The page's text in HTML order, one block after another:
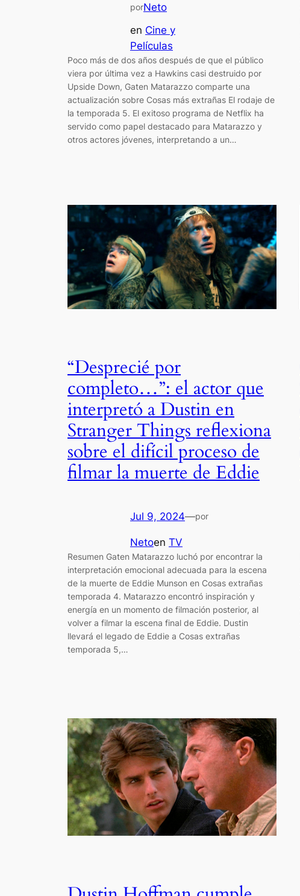
porNeto
en Cine y
Películas
Poco más de dos años después de que el público
viera por última vez a Hawkins casi destruido por
Upside Down, Gaten Matarazzo comparte una
actualización sobre Cosas más extrañas El rodaje de
la temporada 5. El exitoso programa de Netflix ha
servido como papel destacado para Matarazzo y
otros actores jóvenes, interpretando a un…
“Desprecié por
completo…”: el actor que
interpretó a Dustin en
Stranger Things reflexiona
sobre el difícil proceso de
filmar la muerte de Eddie
Jul 9, 2024—por
Netoen TV
Resumen Gaten Matarazzo luchó por encontrar la
interpretación emocional adecuada para la escena
de la muerte de Eddie Munson en Cosas extrañas
temporada 4. Matarazzo encontró inspiración y
energía en un momento de filmación posterior, al
volver a filmar la escena final de Eddie. Dustin
llevará el legado de Eddie a Cosas extrañas
temporada 5,…